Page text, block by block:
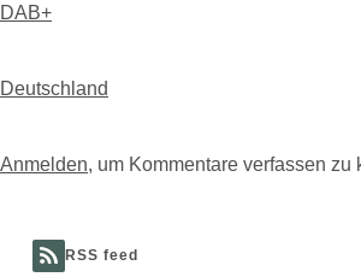
DAB+
Deutschland
Anmelden, um Kommentare verfassen zu
RSS feed